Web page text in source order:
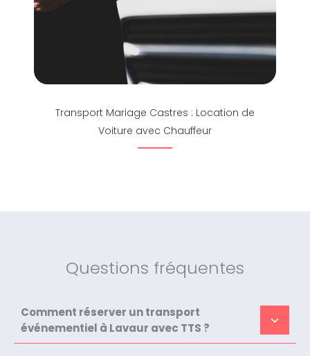
Transport Mariage Castres : Location de
Voiture avec Chauffeur
Questions fréquentes
Comment réserver un transport
événementiel à Lavaur avec TTS ?